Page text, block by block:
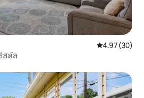
คะแนนเฉลี่ย
4.97 (30)
สตัล